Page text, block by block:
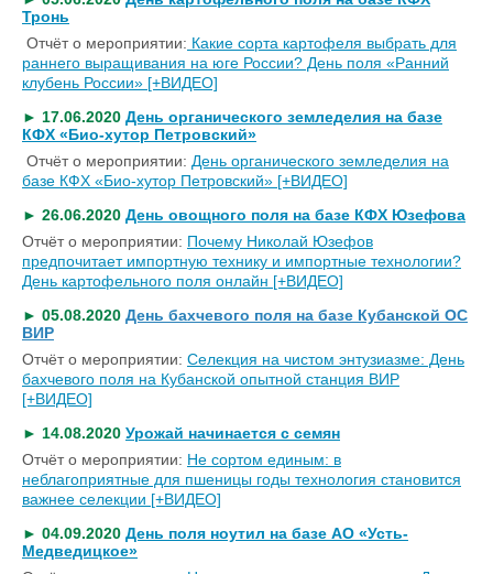
Тронь
Отчёт о мероприятии: Какие сорта картофеля выбрать для
раннего выращивания на юге России? День поля «Ранний
клубень России» [+ВИДЕО]
► 17.06.2020 День органического земледелия на базе
КФХ «Био-хутор Петровский»
Отчёт о мероприятии: День органического земледелия на
базе КФХ «Био-хутор Петровский» [+ВИДЕО]
► 26.06.2020 День овощного поля на базе КФХ Юзефова
Отчёт о мероприятии: Почему Николай Юзефов
предпочитает импортную технику и импортные технологии?
День картофельного поля онлайн [+ВИДЕО]
► 05.08.2020 День бахчевого поля на базе Кубанской ОС
ВИР
Отчёт о мероприятии: Селекция на чистом энтузиазме: День
бахчевого поля на Кубанской опытной станция ВИР
[+ВИДЕО]
► 14.08.2020 Урожай начинается с семян
Отчёт о мероприятии: Не сортом единым: в
неблагоприятные для пшеницы годы технология становится
важнее селекции [+ВИДЕО]
► 04.09.2020 День поля ноутил на базе АО «Усть-
Медведицкое»